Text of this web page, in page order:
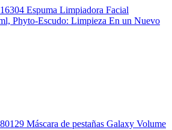
16304 Espuma Limpiadora Facial
Phyto-Escudo: Limpieza En un Nuevo
80129 Máscara de pestañas Galaxy Volume